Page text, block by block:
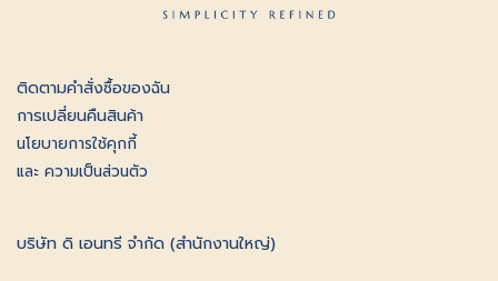
ติดตามคําสั่งซื้อของฉัน
การเปลี่ยนคืนสินค้า
นโยบายการใช้คุกกี้
และ ความเป็นส่วนตัว
บริษัท ดิ เอนทรี จำกัด (สำนักงานใหญ่)